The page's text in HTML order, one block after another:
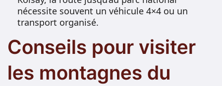
nécessite souvent un véhicule 4×4 ou un
transport organisé.
Conseils pour visiter
les montagnes du